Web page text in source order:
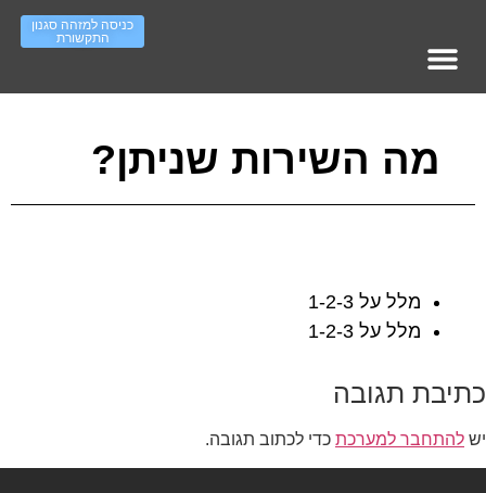
כניסה למזהה סגנון
התקשורת
מה השירות שניתן?
מלל על 1-2-3
מלל על 1-2-3
כתיבת תגובה
יש להתחבר למערכת כדי לכתוב תגובה.